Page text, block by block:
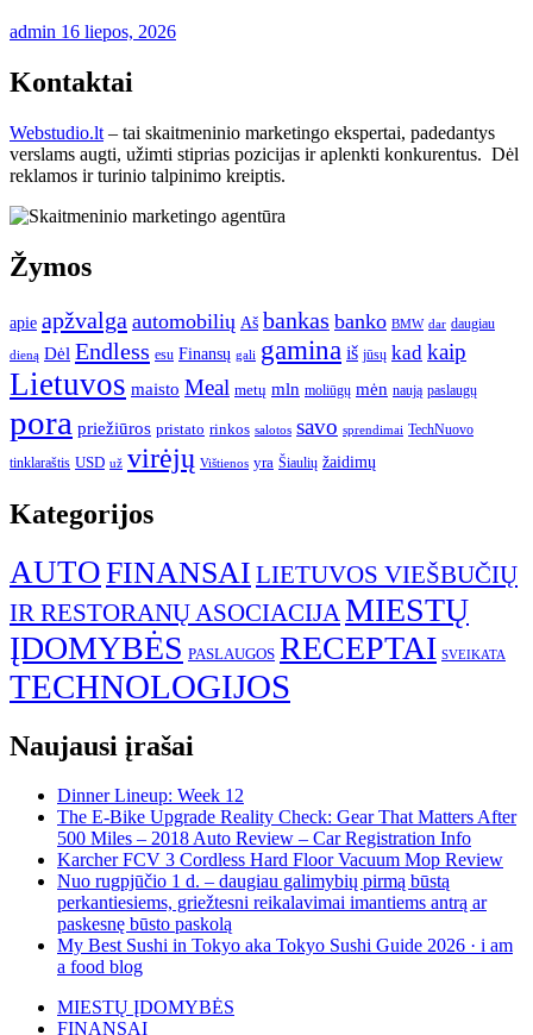
admin 16 liepos, 2026
Kontaktai
Webstudio.lt – tai skaitmeninio marketingo ekspertai, padedantys
verslams augti, užimti stiprias pozicijas ir aplenkti konkurentus. Dėl
reklamos ir turinio talpinimo kreiptis.
Žymos
apie apžvalga automobilių Aš bankas banko BMW dar daugiau
dieną Dėl Endless esu Finansų gali gamina iš jūsų kad kaip
Lietuvos maisto Meal metų mln moliūgų mėn naują paslaugų
pora priežiūros pristato rinkos salotos savo sprendimai TechNuovo
tinklaraštis USD už virėjų Vištienos yra Šiaulių žaidimų
Kategorijos
AUTOFINANSAI LIETUVOS VIEŠBUČIŲ
IR RESTORANŲ ASOCIACIJA MIESTŲ
ĮDOMYBĖS PASLAUGOS RECEPTAI SVEIKATA
TECHNOLOGIJOS
Naujausi įrašai
Dinner Lineup: Week 12
The E-Bike Upgrade Reality Check: Gear That Matters After
500 Miles – 2018 Auto Review – Car Registration Info
Karcher FCV 3 Cordless Hard Floor Vacuum Mop Review
Nuo rugpjūčio 1 d. – daugiau galimybių pirmą būstą
perkantiesiems, griežtesni reikalavimai imantiems antrą ar
paskesnę būsto paskolą
My Best Sushi in Tokyo aka Tokyo Sushi Guide 2026 · i am
a food blog
MIESTŲ ĮDOMYBĖS
FINANSAI